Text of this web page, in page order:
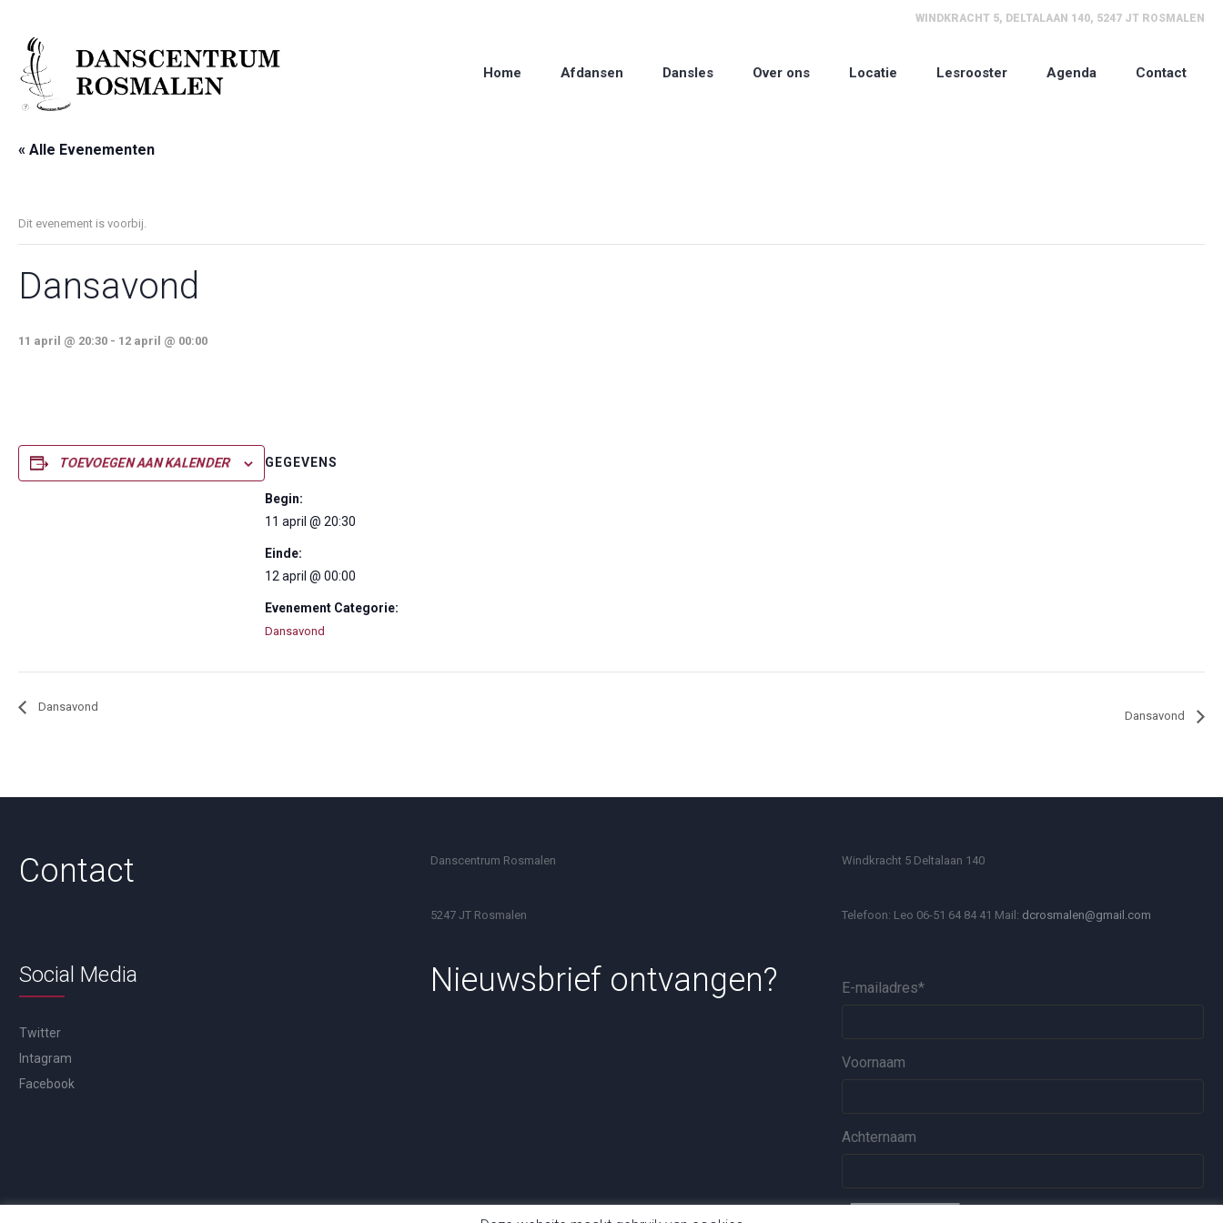
WINDKRACHT 5, DELTALAAN 140, 5247 JT ROSMALEN
Home Afdansen Dansles Over ons Locatie Lesrooster Agenda Contact
« Alle Evenementen
Dit evenement is voorbij.
Dansavond
11 april @ 20:30 - 12 april @ 00:00
TOEVOEGEN AAN KALENDER GEGEVENS
Begin:
11 april @ 20:30
Einde:
12 april @ 00:00
Evenement Categorie:
Dansavond
Dansavond
Dansavond
Contact Danscentrum Rosmalen Windkracht 5 Deltalaan 140
5247 JT Rosmalen Telefoon: Leo 06-51 64 84 41 Mail: dcrosmalen@gmail.com
Social Media
Twitter
Intagram
Facebook
Nieuwsbrief ontvangen? E-mailadres*
Voornaam
Achternaam